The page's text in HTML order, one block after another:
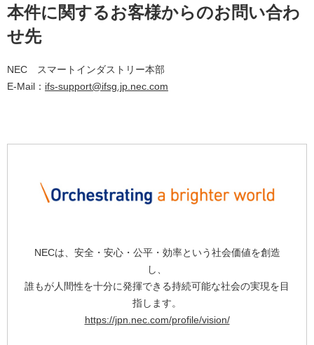
本件に関するお客様からのお問い合わ
せ先
NEC スマートインダストリー本部
E-Mail： ifs-support@ifsg.jp.nec.com
NECは、安全・安心・公平・効率という社会価値を創造
し、
誰もが人間性を十分に発揮できる持続可能な社会の実現を目
指します。
https://jpn.nec.com/profile/vision/